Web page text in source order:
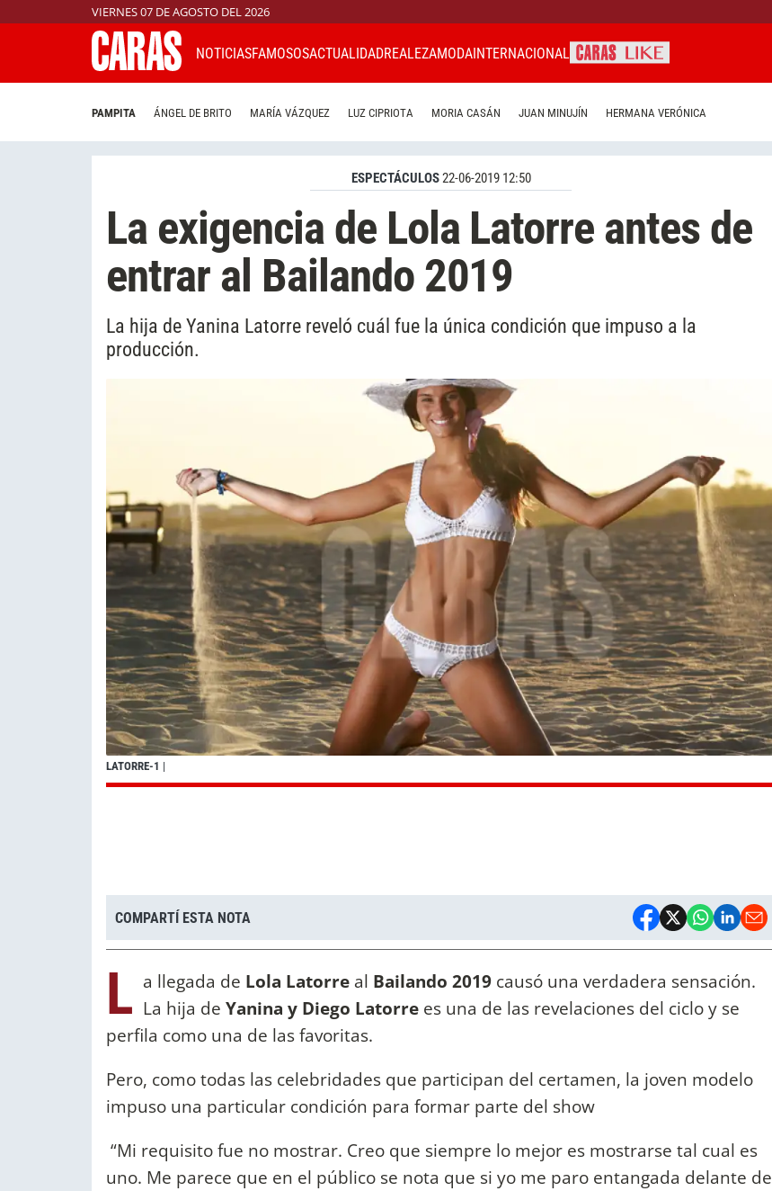
VIERNES 07 DE AGOSTO DEL 2026
NOTICIASFAMOSOSACTUALIDADREALEZAMODAINTERNACIONAL
PAMPITA ÁNGEL DE BRITO MARÍA VÁZQUEZ LUZ CIPRIOTA MORIA CASÁN JUAN MINUJÍN HERMANA VERÓNICA
ESPECTÁCULOS22-06-2019 12:50
La exigencia de Lola Latorre antes de
entrar al Bailando 2019
La hija de Yanina Latorre reveló cuál fue la única condición que impuso a la
producción.
LATORRE-1 |
COMPARTÍ ESTA NOTA
L a llegada de Lola Latorre al Bailando 2019 causó una verdadera sensación.
La hija de Yanina y Diego Latorre es una de las revelaciones del ciclo y se
perfila como una de las favoritas.
Pero, como todas las celebridades que participan del certamen, la joven modelo
impuso una particular condición para formar parte del show
“Mi requisito fue no mostrar. Creo que siempre lo mejor es mostrarse tal cual es
uno. Me parece que en el público se nota que si yo me paro entangada delante de